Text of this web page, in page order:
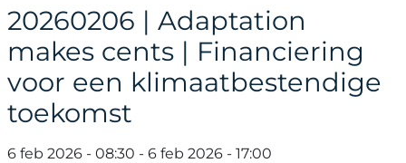
20260206 | Adaptation
makes cents | Financiering
voor een klimaatbestendige
toekomst
6 feb 2026 - 08:30 - 6 feb 2026 - 17:00